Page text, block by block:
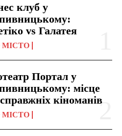
клуб у
vs Галатея
МІСТО
Портал у
місце
кіноманів
МІСТО